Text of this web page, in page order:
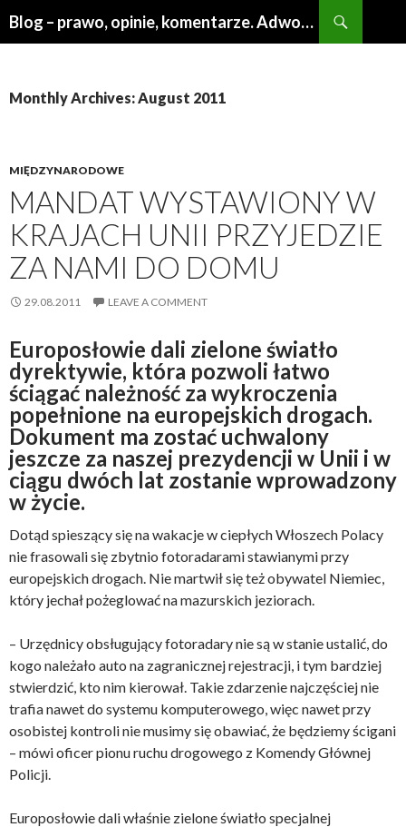
Blog – prawo, opinie, komentarze. Adwokat Poznań
Monthly Archives: August 2011
MIĘDZYNARODOWE
MANDAT WYSTAWIONY W
KRAJACH UNII PRZYJEDZIE
ZA NAMI DO DOMU
29.08.2011 LEAVE A COMMENT
Europosłowie dali zielone światło
dyrektywie, która pozwoli łatwo
ściągać należność za wykroczenia
popełnione na europejskich drogach.
Dokument ma zostać uchwalony
jeszcze za naszej prezydencji w Unii i w
ciągu dwóch lat zostanie wprowadzony
w życie.
Dotąd spieszący się na wakacje w ciepłych Włoszech Polacy
nie frasowali się zbytnio fotoradarami stawianymi przy
europejskich drogach. Nie martwił się też obywatel Niemiec,
który jechał pożeglować na mazurskich jeziorach.
– Urzędnicy obsługujący fotoradary nie są w stanie ustalić, do
kogo należało auto na zagranicznej rejestracji, i tym bardziej
stwierdzić, kto nim kierował. Takie zdarzenie najczęściej nie
trafia nawet do systemu komputerowego, więc nawet przy
osobistej kontroli nie musimy się obawiać, że będziemy ścigani
– mówi oficer pionu ruchu drogowego z Komendy Głównej
Policji.
Europosłowie dali właśnie zielone światło specjalnej